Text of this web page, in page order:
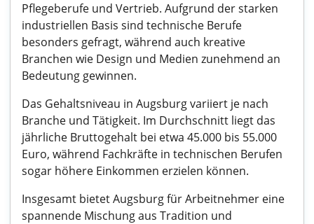
Pflegeberufe und Vertrieb. Aufgrund der starken
industriellen Basis sind technische Berufe
besonders gefragt, während auch kreative
Branchen wie Design und Medien zunehmend an
Bedeutung gewinnen.
Das Gehaltsniveau in Augsburg variiert je nach
Branche und Tätigkeit. Im Durchschnitt liegt das
jährliche Bruttogehalt bei etwa 45.000 bis 55.000
Euro, während Fachkräfte in technischen Berufen
sogar höhere Einkommen erzielen können.
Insgesamt bietet Augsburg für Arbeitnehmer eine
spannende Mischung aus Tradition und